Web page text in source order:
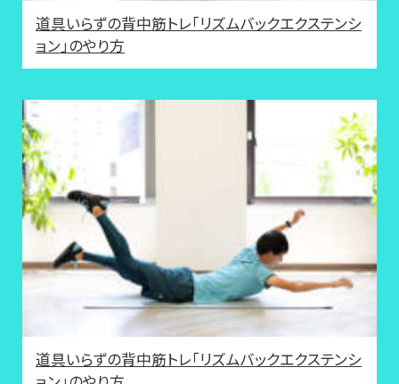
道具いらずの背中筋トレ「リズムバックエクステンシ
ョン」のやり方
道具いらずの背中筋トレ「リズムバックエクステンシ